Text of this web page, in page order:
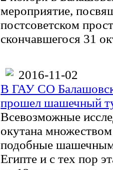
мероприятие,
постсоветском
скончавшегося 31
2016-11-02
В ГАУ СО
прошел шашечный
Всевозможные
окутана
подобные
Египте и с тех пор